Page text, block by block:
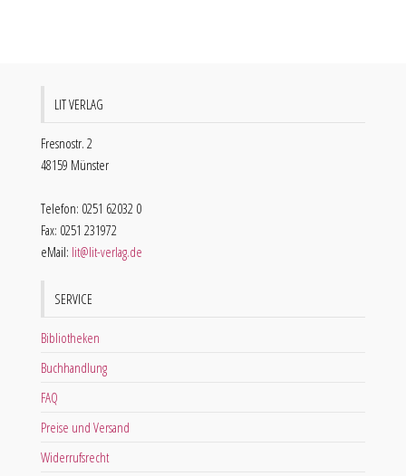
LIT VERLAG
Fresnostr. 2
48159 Münster
Telefon: 0251 62032 0
Fax: 0251 231972
eMail: lit@lit-verlag.de
SERVICE
Bibliotheken
Buchhandlung
FAQ
Preise und Versand
Widerrufsrecht